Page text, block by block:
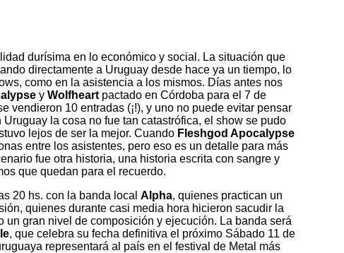
durísima en lo económico y social. La situación que
directamente a Uruguay desde hace ya un tiempo, lo
como en la asistencia a los mismos. Días antes nos
y Wolfheart pactado en Córdoba para el 7 de
vendieron 10 entradas (¡!), y uno no puede evitar pensar
la cosa no fue tan catastrófica, el show se pudo
lejos de ser la mejor. Cuando Fleshgod Apocalypse
entre los asistentes, pero eso es un detalle para más
fue otra historia, una historia escrita con sangre y
que quedan para el recuerdo.
20 hs. con la banda local Alpha, quienes practican un
quienes durante casi media hora hicieron sacudir la
un gran nivel de composición y ejecución. La banda será
, que celebra su fecha definitiva el próximo Sábado 11 de
representará al país en el festival de Metal más